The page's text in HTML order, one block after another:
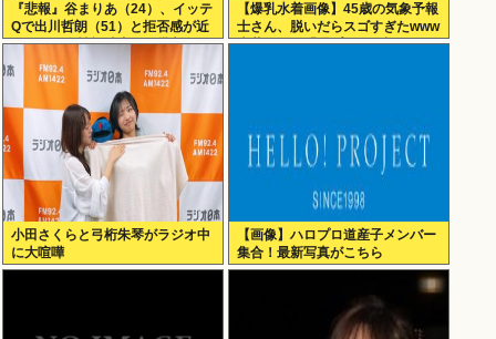
『悲報』谷まりあ（24）、イッテ
Qで出川哲朗（51）と拒否感が近
すぎると女性視聴者から批判殺
到…！！
【爆乳水着画像】45歳の気象予報
士さん、脱いだらスゴすぎたwww
吉井明子、「週プレ」の初グラビ
小田さくらと弓桁朱琴がラジオ中
に大喧嘩
【画像】ハロプロ道産子メンバー
集合！最新写真がこちら